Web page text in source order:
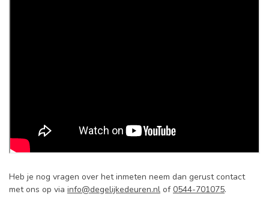
Heb je nog vragen over het inmeten neem dan gerust contact
met ons op via info@degelijkedeuren.nl of0544-701075.